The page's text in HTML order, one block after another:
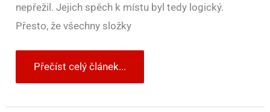
nepřežil. Jejich spěch k místu byl tedy logický.
Přesto, že všechny složky
Přečíst celý článek...